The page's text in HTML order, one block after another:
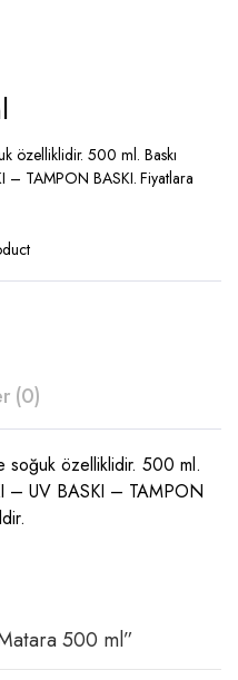
özelliklidir. 500 ml. Baskı
– TAMPON BASKI. Fiyatlara
(0)
soğuk özelliklidir. 500 ml.
– UV BASKI – TAMPON
500 ml”